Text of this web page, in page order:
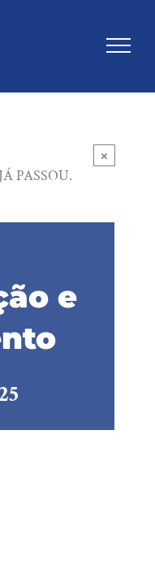
×
PASSOU.
e